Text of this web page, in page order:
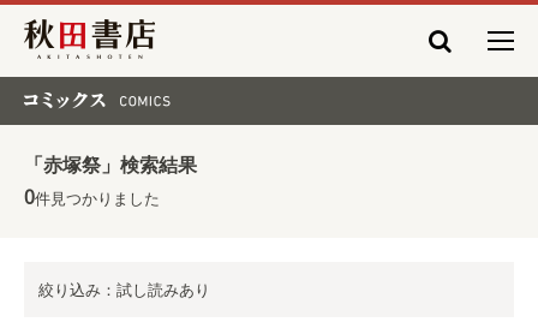
秋田書店
「赤塚祭」検索結果
0件見つかりました
絞り込み：試し読みあり